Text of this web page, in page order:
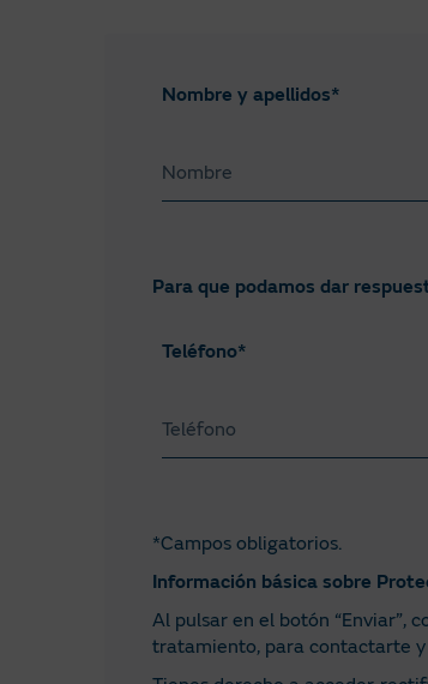
Nombre y apellidos*
Para que podamos dar
Teléfono*
*Campos obligatorios.
Información básica sobre
Al pulsar en el botón “Enviar”,
tratamiento, para contactarte